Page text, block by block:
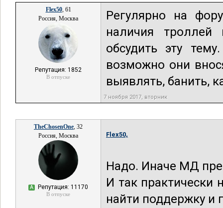
Flex50, 61
Россия, Москва
Репутация: 1852
В отпуске
Регулярно на
наличия
обсудить эту
возможно они
выявлять, банить,
7 ноября 2017, вторник
TheChosenOne, 32
Россия, Москва
А Репутация: 11170
В отпуске
Flex50,
Надо. Иначе МД
И так
найти поддержку